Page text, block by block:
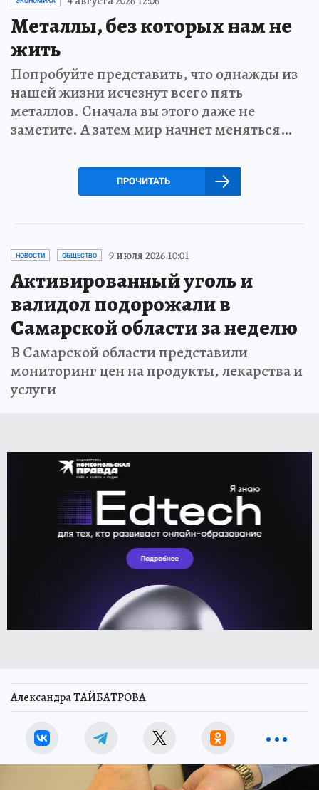
Металлы, без которых нам не
жить
Попробуйте представить, что однажды из
нашей жизни исчезнут всего пять
металлов. Сначала вы этого даже не
заметите. А затем мир начнет меняться…
ПРОЧИТАТЬ
НОВОСТИ ОБЩЕСТВО 9 июля 2026 10:01
Активированный уголь и
валидол подорожали в
Самарской области за неделю
В Самарской области представили
мониторинг цен на продукты, лекарства и
услуги
Александра ТАЙБАТРОВА